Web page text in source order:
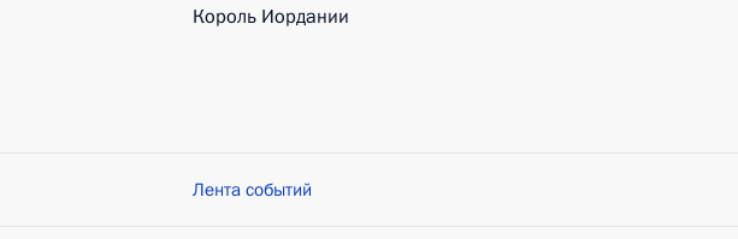
Король Иордании
Лента событий